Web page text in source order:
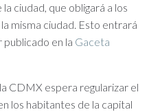
ciudad, que obligará a los
misma ciudad. Esto entrará
en la Gaceta
CDMX espera regularizar el
los habitantes de la capital